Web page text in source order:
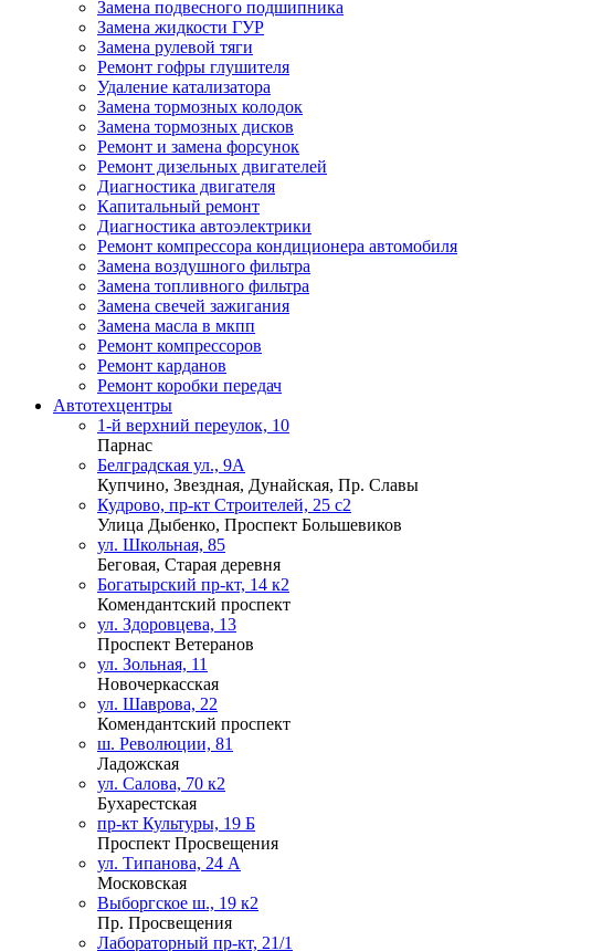
Замена подвесного подшипника
Замена жидкости ГУР
Замена рулевой тяги
Ремонт гофры глушителя
Удаление катализатора
Замена тормозных колодок
Замена тормозных дисков
Ремонт и замена форсунок
Ремонт дизельных двигателей
Диагностика двигателя
Капитальный ремонт
Диагностика автоэлектрики
Ремонт компрессора кондиционера автомобиля
Замена воздушного фильтра
Замена топливного фильтра
Замена свечей зажигания
Замена масла в мкпп
Ремонт компрессоров
Ремонт карданов
Ремонт коробки передач
Автотехцентры
1-й верхний переулок, 10
Парнас
Белградская ул., 9А
Купчино, Звездная, Дунайская, Пр. Славы
Кудрово, пр-кт Строителей, 25 с2
Улица Дыбенко, Проспект Большевиков
ул. Школьная, 85
Беговая, Старая деревня
Богатырский пр-кт, 14 к2
Комендантский проспект
ул. Здоровцева, 13
Проспект Ветеранов
ул. Зольная, 11
Новочеркасская
ул. Шаврова, 22
Комендантский проспект
ш. Революции, 81
Ладожская
ул. Салова, 70 к2
Бухарестская
пр-кт Культуры, 19 Б
Проспект Просвещения
ул. Типанова, 24 А
Московская
Выборгское ш., 19 к2
Пр. Просвещения
Лабораторный пр-кт, 21/1